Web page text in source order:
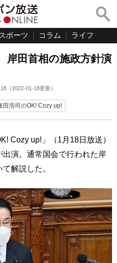
スポーツ コラム ライフ
田首相の施政方針演
（2022-01-18更新）
田浩司のOK! Cozy up!
Cozy up!」（1月18日放送）
演。通常国会で行われた岸
解説した。